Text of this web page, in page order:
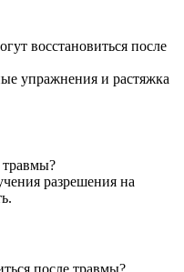
восстановиться после
упражнения и растяжка
травмы?
разрешения на
после травмы?